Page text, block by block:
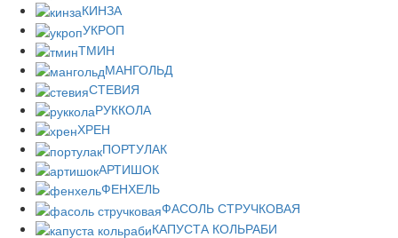
КИНЗА
УКРОП
ТМИН
МАНГОЛЬД
СТЕВИЯ
РУККОЛА
ХРЕН
ПОРТУЛАК
АРТИШОК
ФЕНХЕЛЬ
ФАСОЛЬ СТРУЧКОВАЯ
КАПУСТА КОЛЬРАБИ